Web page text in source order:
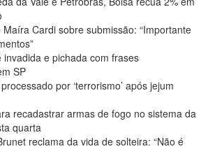
Maíra Cardi sobre submissão: “Importante
invadida e pichada com frases
SP
por ‘terrorismo’ após jejum
recadastrar armas de fogo no sistema da
quarta
reclama da vida de solteira: “Não é